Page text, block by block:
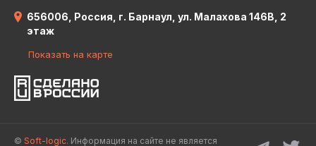
656006, Россия, г. Барнаул, ул. Малахова 146В, 2
этаж
Показать на карте
© Soft-logic. Информация на сайте не является